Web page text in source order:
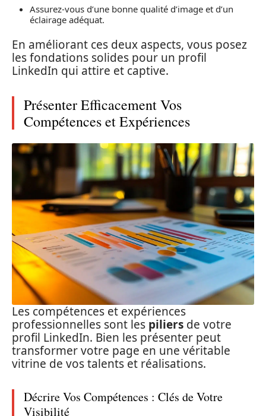
Assurez-vous d’une bonne qualité d’image et d’un
éclairage adéquat.
En améliorant ces deux aspects, vous posez
les fondations solides pour un profil
LinkedIn qui attire et captive.
Présenter Efficacement Vos
Compétences et Expériences
Les compétences et expériences
professionnelles sont les piliers de votre
profil LinkedIn. Bien les présenter peut
transformer votre page en une véritable
vitrine de vos talents et réalisations.
Décrire Vos Compétences : Clés de Votre
Visibilité